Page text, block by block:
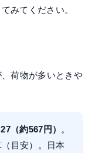
みてください。
荷物が多いときや
（約567円） 。
目安）。日本